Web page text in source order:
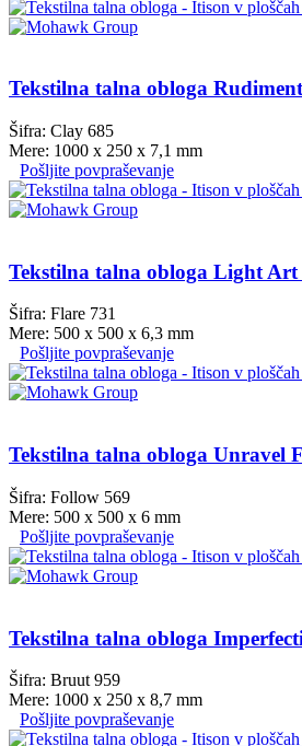
Tekstilna talna obloga
Šifra: Clay 685
Mere: 1000 x 250 x 7,1 mm
Pošljite povpraševanje
Tekstilna talna obloga Light Art
Šifra: Flare 731
Mere: 500 x 500 x 6,3 mm
Pošljite povpraševanje
Tekstilna talna obloga Unravel
Šifra: Follow 569
Mere: 500 x 500 x 6 mm
Pošljite povpraševanje
Tekstilna talna obloga
Šifra: Bruut 959
Mere: 1000 x 250 x 8,7 mm
Pošljite povpraševanje